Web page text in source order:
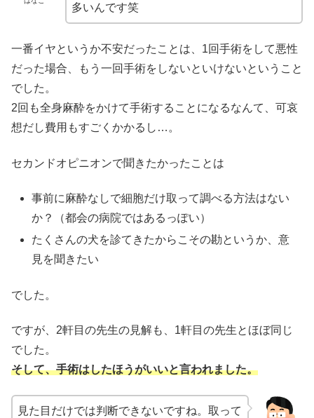
多いんです笑
一番イヤというか不安だったことは、1回手術をして悪性
だった場合、もう一回手術をしないといけないということ
でした。
2回も全身麻酔をかけて手術することになるなんて、可哀
想だし費用もすごくかかるし…。
セカンドオピニオンで聞きたかったことは
事前に麻酔なしで細胞だけ取って調べる方法はない
か？（都会の病院ではあるっぽい）
たくさんの犬を診てきたからこその勘というか、意
見を聞きたい
でした。
ですが、2軒目の先生の見解も、1軒目の先生とほぼ同じ
でした。
そして、手術はしたほうがいいと言われました。
見た目だけでは判断できないですね。取って